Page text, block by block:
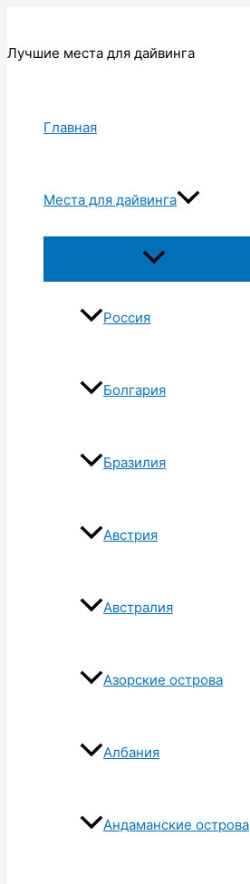
содержимому
Лучшие места для дайвинга
Главная
Места для дайвинга
Переключатель
меню
Россия
Болгария
Бразилия
Австрия
Австралия
Азорские острова
Албания
Андаманские острова